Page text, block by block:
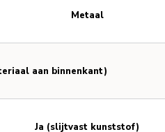
aan binnenkant)
Metaal
Ja (slijtvast kunststof)